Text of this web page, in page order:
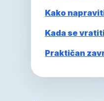
Kako
Kada se
Praktičan